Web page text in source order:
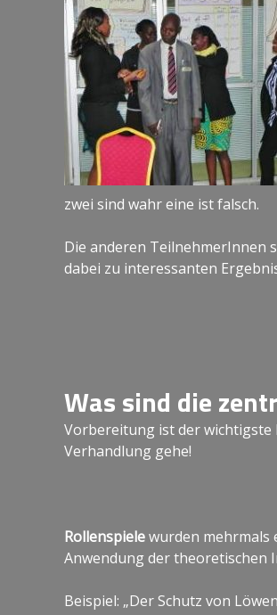
zwei sind wahr eine ist falsch.
Die anderen TeilnehmerInnen
dabei zu interessanten
Was sind die
Vorbereitung ist der wichtigste
Verhandlung gehe!
Rollenspielewurden mehrmals
Anwendung der theoretischen
Beispiel: „Der Schutz von